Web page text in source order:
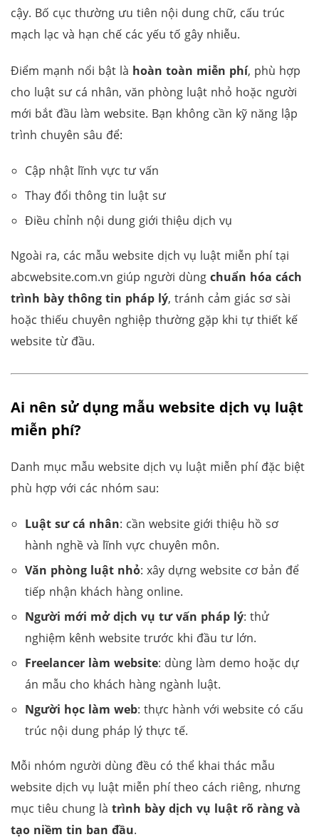
cậy. Bố cục thường ưu tiên nội dung chữ, cấu trúc
mạch lạc và hạn chế các yếu tố gây nhiễu.
Điểm mạnh nổi bật là hoàn toàn miễn phí, phù hợp
cho luật sư cá nhân, văn phòng luật nhỏ hoặc người
mới bắt đầu làm website. Bạn không cần kỹ năng lập
trình chuyên sâu để:
Cập nhật lĩnh vực tư vấn
Thay đổi thông tin luật sư
Điều chỉnh nội dung giới thiệu dịch vụ
Ngoài ra, các mẫu website dịch vụ luật miễn phí tại
abcwebsite.com.vn giúp người dùng chuẩn hóa cách
trình bày thông tin pháp lý, tránh cảm giác sơ sài
hoặc thiếu chuyên nghiệp thường gặp khi tự thiết kế
website từ đầu.
Ai nên sử dụng mẫu website dịch vụ luật
miễn phí?
Danh mục mẫu website dịch vụ luật miễn phí đặc biệt
phù hợp với các nhóm sau:
Luật sư cá nhân: cần website giới thiệu hồ sơ
hành nghề và lĩnh vực chuyên môn.
Văn phòng luật nhỏ: xây dựng website cơ bản để
tiếp nhận khách hàng online.
Người mới mở dịch vụ tư vấn pháp lý: thử
nghiệm kênh website trước khi đầu tư lớn.
Freelancer làm website: dùng làm demo hoặc dự
án mẫu cho khách hàng ngành luật.
Người học làm web: thực hành với website có cấu
trúc nội dung pháp lý thực tế.
Mỗi nhóm người dùng đều có thể khai thác mẫu
website dịch vụ luật miễn phí theo cách riêng, nhưng
mục tiêu chung là trình bày dịch vụ luật rõ ràng và
tạo niềm tin ban đầu.